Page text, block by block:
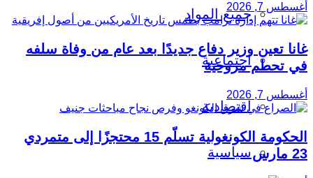
جميع المواد
اجتماعية
اقتصادية
سياسية
أغسطس 7, 2026
غانا تعين وزير دفاع جديدًا بعد عام من وفاة سلفه
في تحطم مروحية
أغسطس 7, 2026
الحكومة الكونغولية تسلّم 15 محتجزًا إلى متمردي
23 مارس